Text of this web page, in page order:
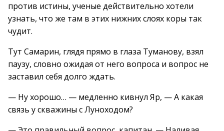
против истины, ученые действительно хотели
узнать, что же там в этих нижних слоях коры так
чудит.
Тут Самарин, глядя прямо в глаза Туманову, взял
паузу, словно ожидая от него вопроса и вопрос не
заставил себя долго ждать.
— Ну хорошо… — медленно кивнул Яр, — А какая
связь у скважины с Луноходом?